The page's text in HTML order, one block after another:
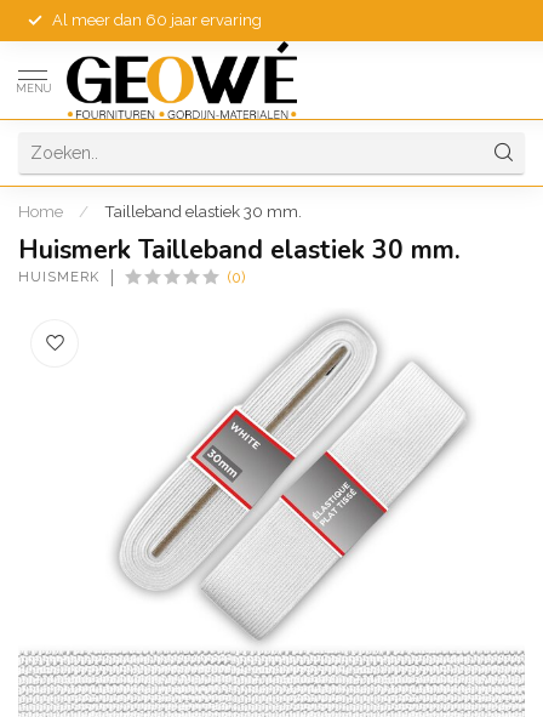
Al meer dan 60 jaar ervaring
MENU
Home / Tailleband elastiek 30 mm.
Huismerk Tailleband elastiek 30 mm.
HUISMERK (0)